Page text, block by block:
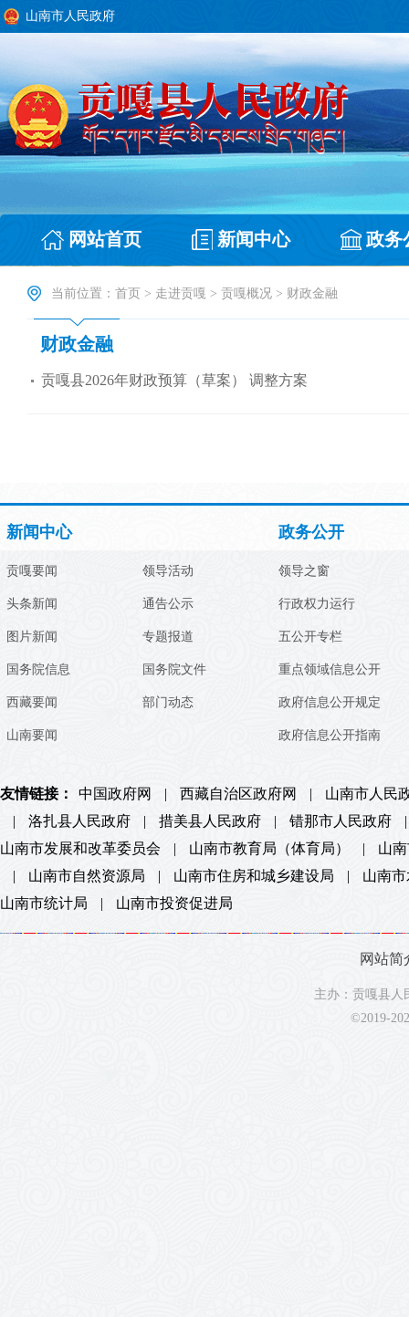
山南市人民政府
网站首页 新闻中心 政务
当前位置： 首页 > 走进贡嘎 > 贡嘎概况 > 财政金融
财政金融
贡嘎县2026年财政预算（草案） 调整方案
新闻中心
贡嘎要闻
头条新闻
图片新闻
国务院信息
西藏要闻
山南要闻
领导活动
通告公示
专题报道
国务院文件
部门动态
政务公开
领导之窗
行政权力运行
五公开专栏
重点领域信息公开
政府信息公开规定
政府信息公开指南
友情链接： 中国政府网 | 西藏自治区政府网 |
山南市人民
|
洛扎县人民政府 | 措美县人民政府 | 错那市人民政府
|
山南市发展和改革委员会
| 山南市教育局（体育局） |
山
|
山南市自然资源局 | 山南市住房和城乡建设局 |
山南
山南市统计局
| 山南市投资促进局
网站简
主办：贡嘎县
©2019-